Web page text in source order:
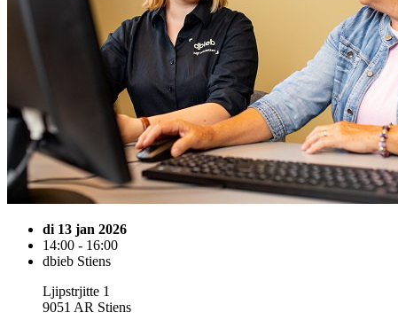
di 13 jan 2026
14:00 - 16:00
dbieb Stiens
Ljipstrjitte 1
9051 AR Stiens